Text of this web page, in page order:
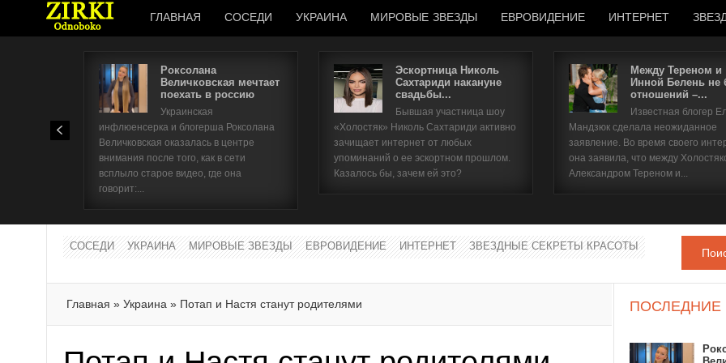
ГЛАВНАЯ СОСЕДИ УКРАИНА МИРОВЫЕ ЗВЕЗДЫ ЕВРОВИДЕНИЕ ИНТЕРНЕТ
Роксолана
Величковская мечтает
поехать в россию
Украинская
инфлюенсерка и блогерша Роксолана
Величковская оказалась в центре
внимания после того, как в сети
всплыло старое видео, где она
говорит:...
Эскортница Николь
Сахтариди накануне
свадьбы...
Бывшая участница шоу
«Холостяк» Николь Сахтариди активно
зачищает интернет от любых
упоминаний о ее эскортном прошлом.
Казалось бы, зачем ей это?
Между Тереном и
Инной Белень не
отношений –...
Известная блогер
Мандзюк сделала неожиданное
заявление. Во время своего
она заявила, что между
Александром Тереном и...
СОСЕДИ УКРАИНА МИРОВЫЕ ЗВЕЗДЫ ЕВРОВИДЕНИЕ ИНТЕРНЕТ ЗВЕЗДНЫЕ СЕКРЕТЫ КРАСОТЫ
Главная » Украина » Потап и Настя станут родителями ПОСЛЕДНИЕ
Имя пользователя
Забыли имя пользователя?